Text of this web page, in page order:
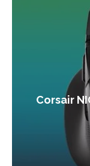
Corsair